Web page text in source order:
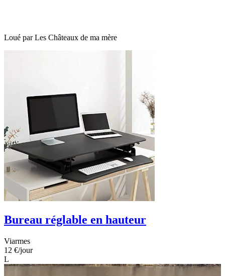
Loué parLes Châteaux de ma mère
Bureau réglable en hauteur
Viarmes
12 €/jour
L